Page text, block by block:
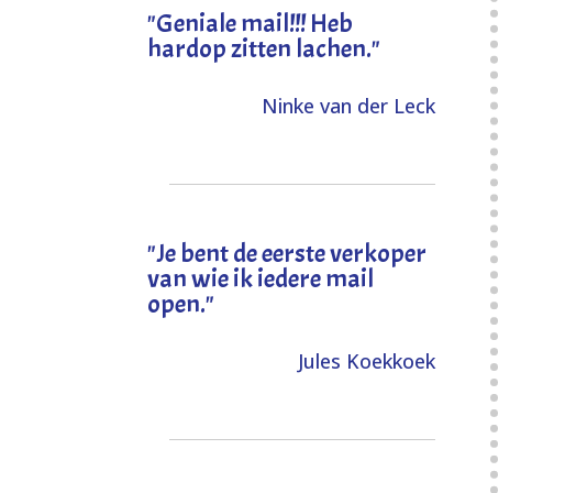
"Geniale mail!!! Heb
hardop zitten lachen."
Ninke van der Leck
"Je bent de eerste verkoper
van wie ik iedere mail
open."
Jules Koekkoek